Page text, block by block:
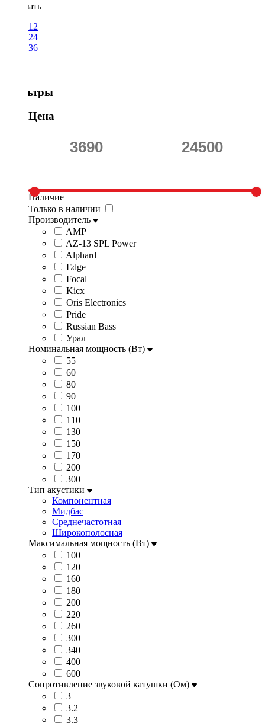
Показать
12
24
36
Фильтры
Цена
Наличие
Только в наличии
Производитель
AMP
AZ-13 SPL Power
Alphard
Edge
Focal
Kicx
Oris Electronics
Pride
Russian Bass
Урал
Номинальная мощность (Вт)
55
60
80
90
100
110
130
150
170
200
300
Тип акустики
Компонентная
Мидбас
Среднечастотная
Широкополосная
Максимальная мощность (Вт)
100
120
160
180
200
220
260
300
340
400
600
Сопротивление звуковой катушки (Ом)
3
3.2
3.3